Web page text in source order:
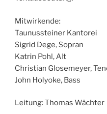
Mitwirkende:
Taunussteiner Kantorei
Sigrid Dege, Sopran
Katrin Pohl, Alt
Christian Glosemeyer,
John Holyoke, Bass
Leitung: Thomas Wächter